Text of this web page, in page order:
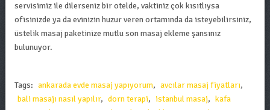
servisimiz ile dilerseniz bir otelde, vaktiniz çok kısıtlıysa
ofisinizde ya da evinizin huzur veren ortamında da isteyebilirsiniz,
üstelik masaj paketinize mutlu son masaj ekleme şansınız
bulunuyor.
Tags: ankarada evde masaj yapıyorum, avcılar masaj fiyatları,
bali masajı nasıl yapılır, dorn terapi, istanbul masaj, kafa